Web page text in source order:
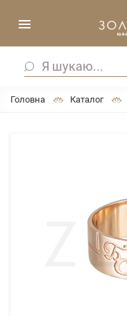
Головна Каталог